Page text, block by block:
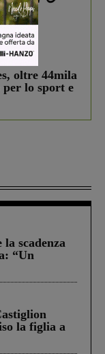
oltre 44mila
lo sport e
scadenza
“Un
la figlia a